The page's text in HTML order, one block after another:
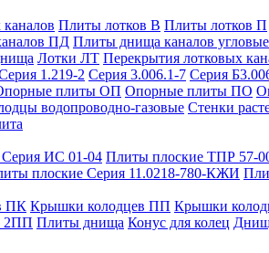
Плиты лотков В Плиты лотков П
ПД Плиты днища каналов
Лотки ЛТ Перекрытия лотковых
1.219-2 Серия 3.006.1-7 Серия
плиты ОП Опорные плиты ПО
водопроводно-газовые Стенки
ИС 01-04 Плиты плоские ТПР 57-
плоские Серия 11.0218-780-КЖИ
ПК Крышки колодцев ПП Крышки
2ПП Плиты днища Конус для колец